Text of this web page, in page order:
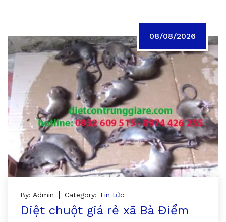
08/08/2026
By: Admin Category: Tin tức
Diệt chuột giá rẻ xã Bà Điểm